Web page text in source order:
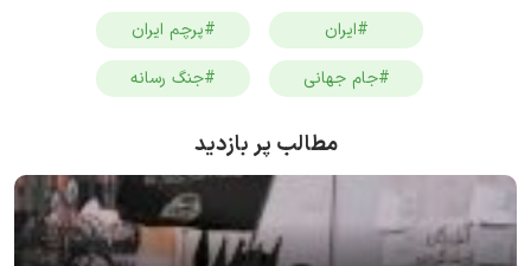
#ایران
#پرچم ایران
#جام جهانی
#جنگ رسانه
مطالب پر بازدید